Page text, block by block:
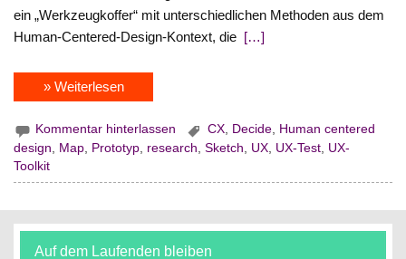
ein „Werkzeugkoffer“ mit unterschiedlichen Methoden aus dem
Human-Centered-Design-Kontext, die […]
» Weiterlesen
Kommentar hinterlassen CX, Decide, Human centered
design
Map Prototyp research ,Sketch UX UX-Test UX-
Toolkit
Auf dem Laufenden bleiben